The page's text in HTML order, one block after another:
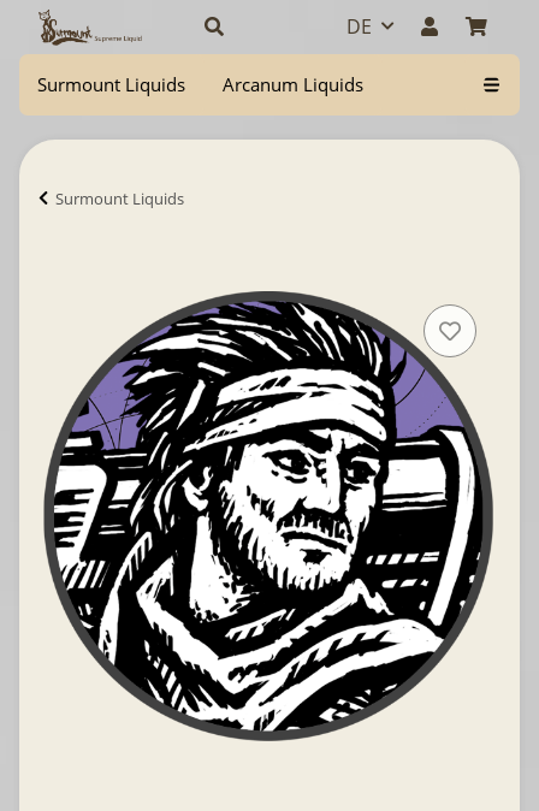
DE
Surmount Liquids Arcanum Liquids
Surmount Liquids